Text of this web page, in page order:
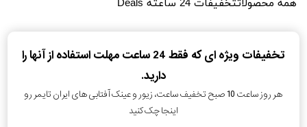
همه محصولاتتخفیفات 24 ساعته Deals
تخفیفات ویژه ای که فقط 24 ساعت مهلت استفاده از آنها را
دارید.
هر روز ساعت 10 صبح تخفیف ساعت، زیور و عینک آفتابی های ایران تایمر رو
اینجا چک کنید
بین 3